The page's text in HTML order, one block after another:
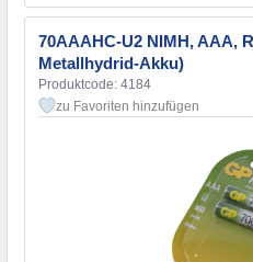
70AAAHC-U2 NIMH, AAA,
Metallhydrid-Akku)
Produktcode: 4184
zu Favoriten hinzufügen